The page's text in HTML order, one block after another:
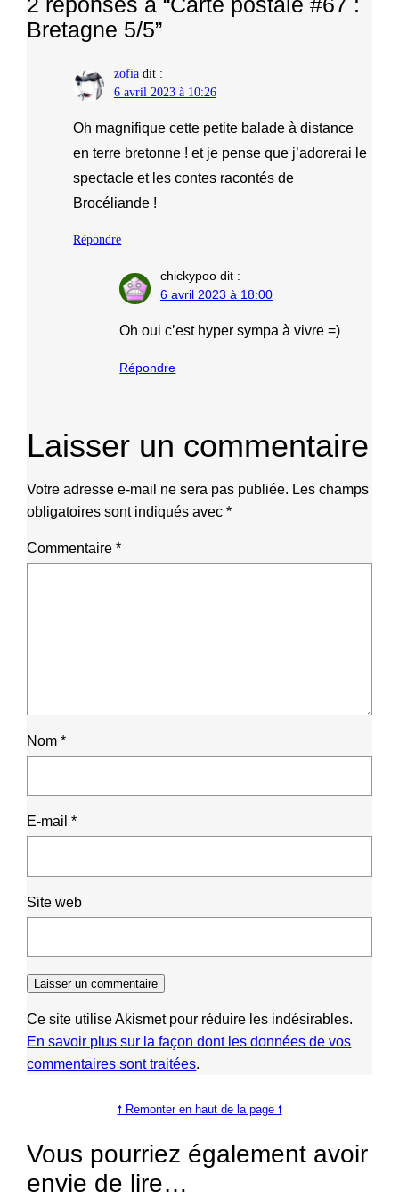
Bretagne 5/5”
zofia dit :
6 avril 2023 à 10:26
Oh magnifique cette petite balade à distance
en terre bretonne ! et je pense que j’adorerai le
spectacle et les contes racontés de
Brocéliande !
Répondre
chickypoo dit :
6 avril 2023 à 18:00
Oh oui c’est hyper sympa à vivre =)
Répondre
Laisser un commentaire
Votre adresse e-mail ne sera pas publiée. Les champs
obligatoires sont indiqués avec*
Commentaire*
Nom*
E-mail*
Site web
Ce site utilise Akismet pour réduire les indésirables.
En savoir plus sur la façon dont les données de vos
commentaires sont traitées.
🠕 Remonter en haut de la page 🠕
Vous pourriez également avoir
envie de lire…